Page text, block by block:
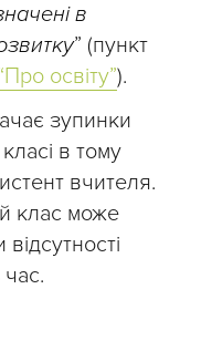
в
” (пункт
освіту”).
зупинки
в тому
вчителя.
клас може